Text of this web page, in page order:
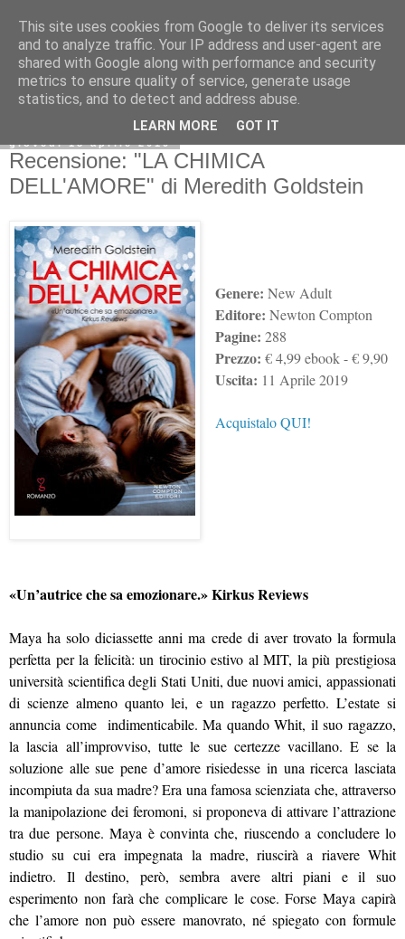
giovedì 18 aprile 2019
Recensione: "LA CHIMICA
DELL'AMORE" di Meredith Goldstein
Genere: New Adult
Editore: Newton Compton
Pagine: 288
Prezzo: €4,99 ebook -€ 9,90
Uscita: 11 Aprile 2019
Acquistalo QUI!
«Un’autrice che sa emozionare.» Kirkus Reviews
Maya ha solo diciassette anni ma crede di aver trovato la formula
perfetta per la felicità: un tirocinio estivo al MIT, la più prestigiosa
università scientifica degli Stati Uniti, due nuovi amici, appassionati
di scienze almeno quanto lei, e un ragazzo perfetto. L’estate si
annuncia come indimenticabile. Ma quando Whit, il suo ragazzo,
la lascia all’improvviso, tutte le sue certezze vacillano. E se la
soluzione alle sue pene d’amore risiedesse in una ricerca lasciata
incompiuta da sua madre? Era una famosa scienziata che, attraverso
la manipolazione dei feromoni, si proponeva di attivare l’attrazione
tra due persone. Maya è convinta che, riuscendo a concludere lo
studio su cui era impegnata la madre, riuscirà a riavere Whit
indietro. Il destino, però, sembra avere altri piani e il suo
esperimento non farà che complicare le cose. Forse Maya capirà
che l’amore non può essere manovrato, né spiegato con formule
This site uses cookies from Google to deliver its services
and to analyze traffic. Your IP address and user-agent are
shared with Google along with performance and security
metrics to ensure quality of service, generate usage
statistics, and to detect and address abuse.
LEARN MORE GOT IT